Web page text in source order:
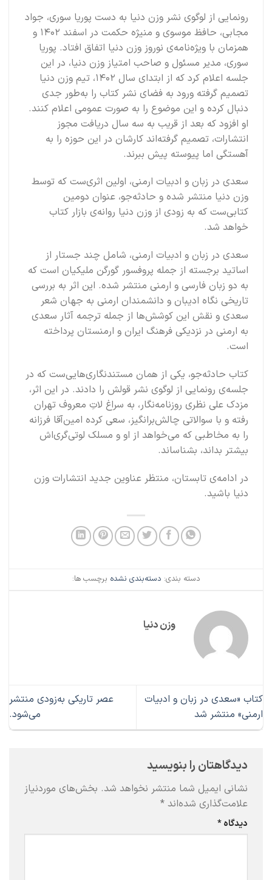
رونمایی از لوگوی نشر وزن دنیا به دست پوریا سوری، جواد
مجابی، حافظ موسوی و منیژه حکمت در اسفند ۱۴۰۲ و
همزمان با ویژه‌نامه‌ی نوروز وزن دنیا اتفاق افتاد. پوریا
سوری، مدیر مسئول و صاحب امتیاز وزن دنیا، در این
جلسه اعلام کرد که از ابتدای سال ۱۴۰۲، تیم وزن دنیا
تصمیم گرفته ورود به فضای نشر کتاب را به‌طور جدی
دنبال کرده و این موضوع را به صورت عمومی اعلام کنند.
او افزود که بعد از قریب به سه سال دریافت مجوز
انتشارات، تصمیم گرفته‌اند کارشان در این حوزه را به
آهستگی اما پیوسته پیش ببرند.
سعدی در زبان و ادبیات ارمنی، اولین اثری‌ست که توسط
وزن دنیا منتشر شده و حادثه‌جو، عنوان دومین
کتابی‌ست که به زودی از وزن دنیا روانه‌ی بازار کتاب
خواهد شد.
سعدی در زبان و ادبیات ارمنی، شامل چند جستار از
اساتید برجسته از جمله پروفسور گورگن ملیکیان است که
به دو زبان فارسی و ارمنی منتشر شده. این اثر به بررسی
تاریخی نگاه ادیبان و دانشمندان ارمنی به جهان شعر
سعدی و نقش این کوشش‌ها از جمله ترجمه آثار سعدی
به ارمنی در نزدیکی فرهنگ ایران و ارمنستان پرداخته
است.
کتاب حادثه‌جو، یکی از همان مستندنگاری‌هایی‌ست که در
جلسه‌ی رونمایی از لوگوی نشر قولش را دادند. در این اثر،
مزدک علی نظری روزنامه‌نگار، به سراغ لاتِ معروف تهران
رفته و با سوالاتی چالش‌برانگیز، سعی کرده امین‌آقا فرزانه
را به مخاطبی که می‌خواهد از او و مسلک لوتی‌گری‌اش
بیشتر بداند، بشناساند.
در ادامه‌ی تابستان، منتظر عناوین جدید انتشارات وزن
دنیا باشید.
دسته بندی: دسته‌بندی نشده برچسب ها:
وزن دنیا
کتاب «سعدی در زبان و ادبیات
ارمنی» منتشر شد
عصر تاریکی به‌زودی منتشر
می‌شود.
دیدگاهتان را بنویسید
نشانی ایمیل شما منتشر نخواهد شد. بخش‌های موردنیاز
علامت‌گذاری شده‌اند *
دیدگاه*